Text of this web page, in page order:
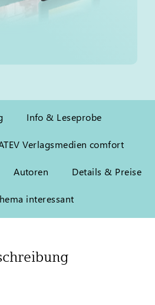
Info & Leseprobe
Verlagsmedien comfort
Autoren Details & Preise
interessant